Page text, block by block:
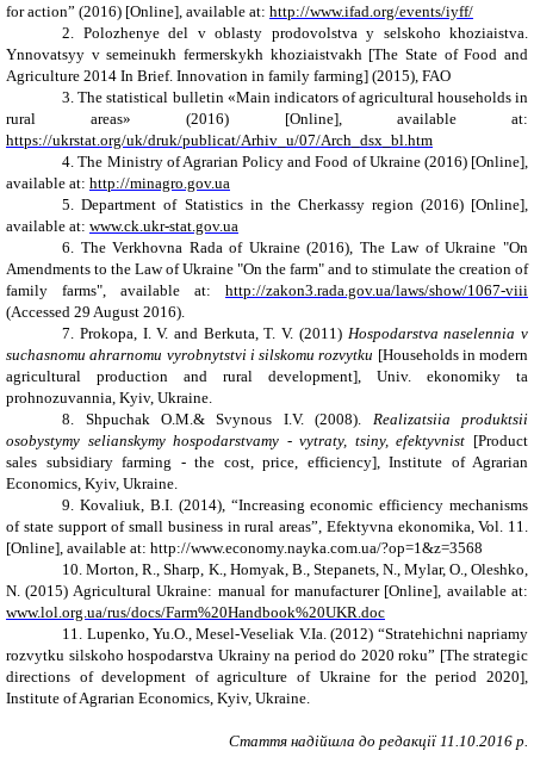
for action” (2016) [Online], available at: http://www.ifad.org/events/iyff/
2.
Polozhenye del v oblasty prodovolstva y selskoho khoziaistva.
Ynnovatsyy v semeinukh fermerskykh khoziaistvakh [The State of Food and
Agriculture 2014 In Brief. Innovation in family farming] (2015), FAO
3. The statistical bulletin «Main indicators of agricultural households in
rural areas» (2016) [Online], available at:
https://ukrstat.org/uk/druk/publicat/Arhiv_u/07/Arch_dsx_bl.htm
4. The Ministry of Agrarian Policy and Food of Ukraine(2016) [Online],
available at: http://minagro.gov.ua
5.
Department of Statistics in the Cherkassy region (2016) [Online],
available at: www.ck.ukr-stat.gov.ua
6.
The Verkhovna Rada of Ukraine (2016), The Law of Ukraine "On
Amendments to the Law of Ukraine "On the farm" and to stimulate the creation of
family farms", available at: http://zakon3.rada.gov.ua/laws/show/1067-viii
(Accessed 29 August 2016).
7. Prokopa, I. V. and Berkuta, T. V. (2011) Hospodarstva naselennia v
suchasnomu ahrarnomu vyrobnytstvi i silskomu rozvytku [Households in modern
agricultural production and rural development], Univ. ekonomiky ta
prohnozuvannia, Kyiv, Ukraine.
8.
Shpuchak O.M.& Svynous I.V. (2008). Realizatsiia produktsii
osobystymy selianskymy hospodarstvamy - vytraty, tsiny, efektyvnist [Product
sales subsidiary farming - the cost, price, efficiency], Institute of Agrarian
Economics, Kyiv, Ukraine.
9.
Kovaliuk, B.I. (2014), “Increasing economic efficiency mechanisms
of state support of small business in rural areas”, Efektyvna ekonomika, Vol. 11.
[Online], available at: http://www.economy.nayka.com.ua/?op=1&z=3568
10. Morton, R., Sharp, K., Homyak, B., Stepanets, N., Mylar, O., Oleshko,
N. (2015) Agricultural Ukraine: manual for manufacturer [Online], available at:
www.lol.org.ua/rus/docs/Farm%20Handbook%20UKR.doc
11.
Lupenko, Yu.O., Mesel-Veseliak V.Ia. (2012) “Stratehichni napriamy
rozvytku silskoho hospodarstva Ukrainy na period do 2020 roku” [The strategic
directions of development of agriculture of Ukraine for the period 2020],
Institute of Agrarian Economics, Kyiv, Ukraine.
Стаття надійшла до редакції 11 10 .2016 р.